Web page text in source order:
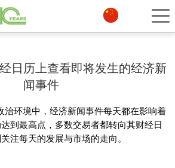
日历上查看即将发生的经济新
闻事件
环境中，经济新闻事件每天都在影响着
到最高点，多数交易者都转向其财经日
注每天的发展与市场的走向。